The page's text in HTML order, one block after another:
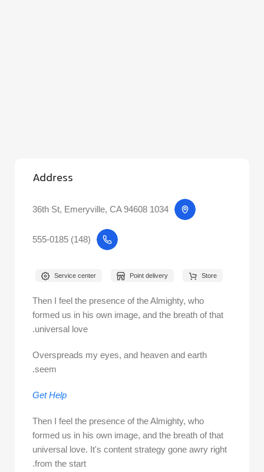
Address
1034 36th St, Emeryville, CA 94608
(148) 555-0185
Store
Point delivery
Service center
Then I feel the presence of the Almighty, who
formed us in his own image, and the breath of that
universal love.
Overspreads my eyes, and heaven and earth
seem.
Get Help
Then I feel the presence of the Almighty, who
formed us in his own image, and the breath of that
universal love. It's content strategy gone awry right
from the start.